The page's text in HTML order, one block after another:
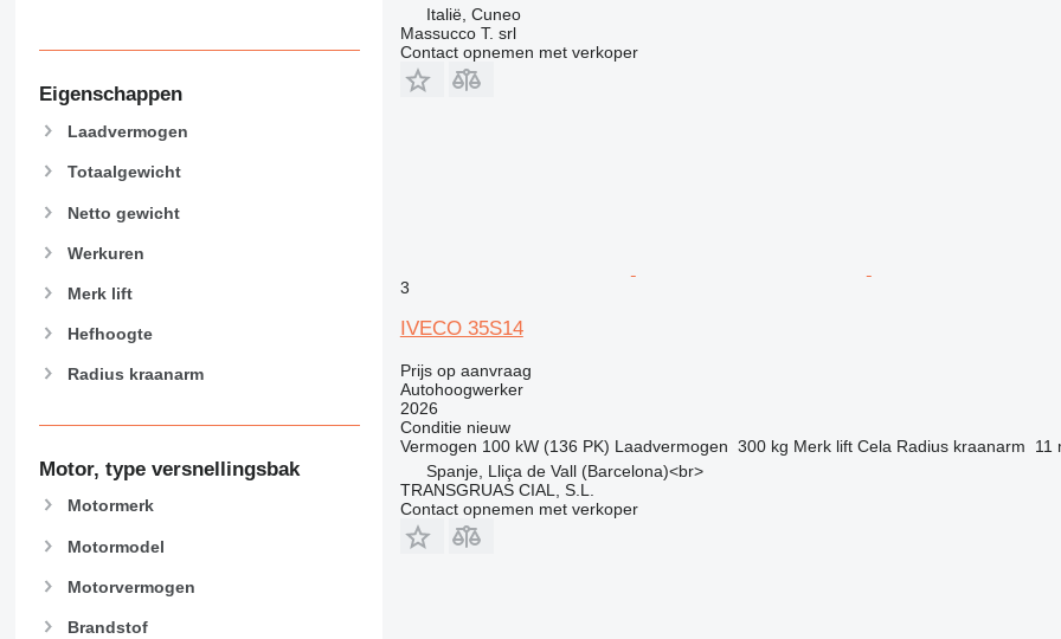
Eigenschappen
Laadvermogen
Totaalgewicht
Netto gewicht
Werkuren
Merk lift
Hefhoogte
Radius kraanarm
Motor, type versnellingsbak
Motormerk
Motormodel
Motorvermogen
Brandstof
Italië, Cuneo
Massucco T. srl
Contact opnemen met verkoper
3
IVECO 35S14
Prijs op aanvraag
Autohoogwerker
2026
Conditienieuw
Vermogen 100 kW (136 PK) Laadvermogen 300 kg Merk lift Cela Radius kraanarm
11
Spanje, Lliça de Vall (Barcelona)<br>
TRANSGRUAS CIAL, S.L.
Contact opnemen met verkoper